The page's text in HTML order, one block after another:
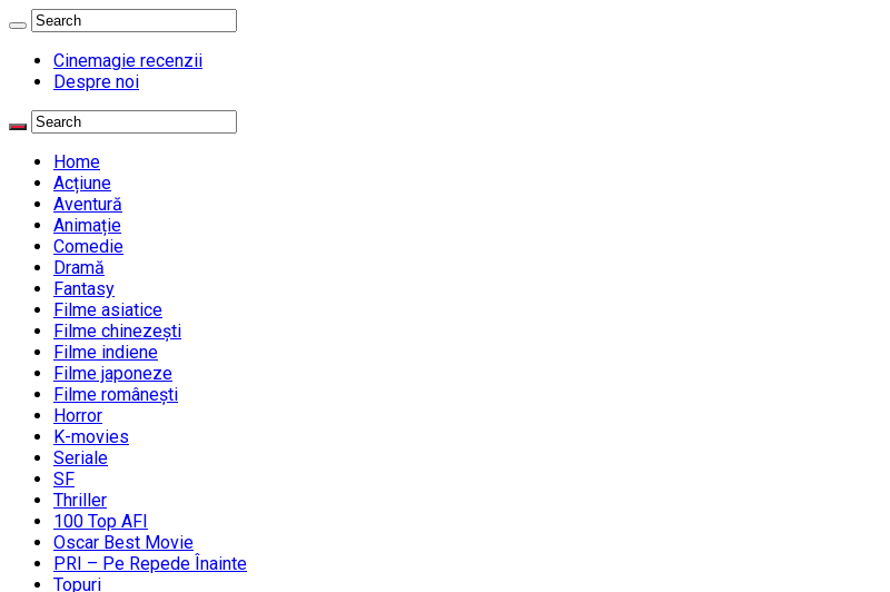
Cinemagie recenzii
Despre noi
Home
Acțiune
Aventură
Animație
Comedie
Dramă
Fantasy
Filme asiatice
Filme chinezești
Filme indiene
Filme japoneze
Filme românești
Horror
K-movies
Seriale
SF
Thriller
100 Top AFI
Oscar Best Movie
PRI – Pe Repede Înainte
Topuri